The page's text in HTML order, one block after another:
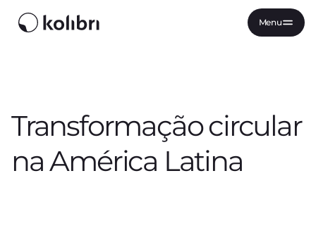
Menu
Transformação circular
na América Latina